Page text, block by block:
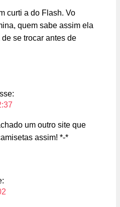
curti a do Flash. Vo
quem sabe assim ela
se trocar antes de
um outro site que
assim! *-*